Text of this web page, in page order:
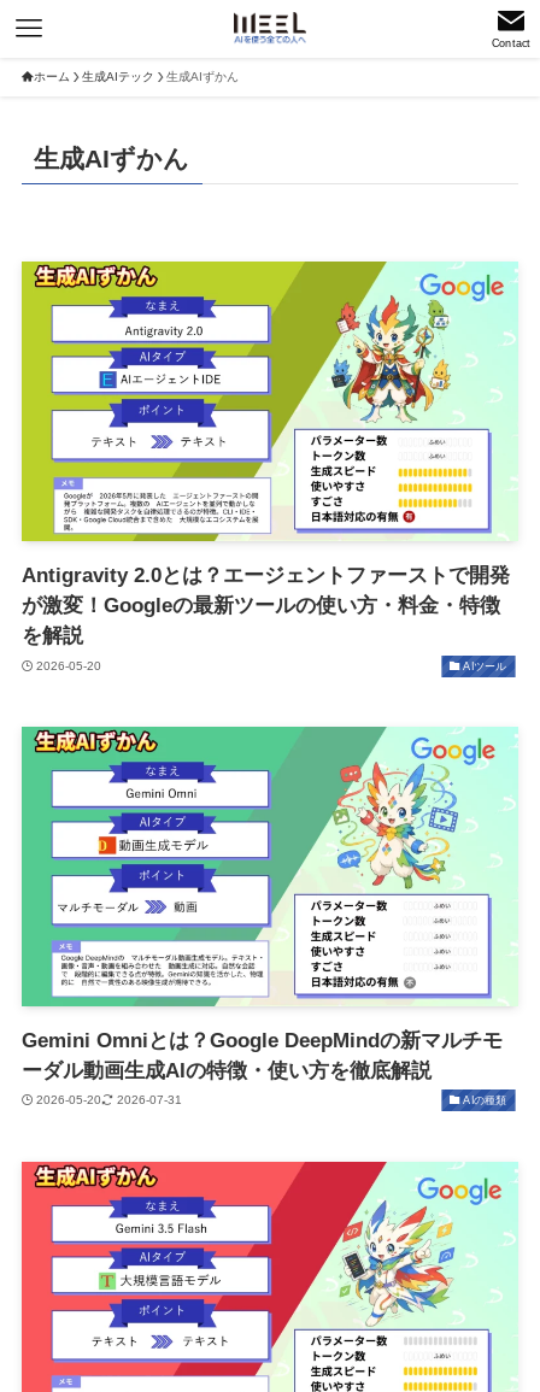
Contact
ホーム 生成AIテック 生成AIずかん
生成AIずかん
Antigravity 2.0とは？エージェントファーストで開発
が激変！Googleの最新ツールの使い方・料金・特徴
を解説
2026-05-20 AIツール
Gemini Omniとは？Google DeepMindの新マルチモ
ーダル動画生成AIの特徴・使い方を徹底解説
2026-05-20 2026-07-31 AIの種類